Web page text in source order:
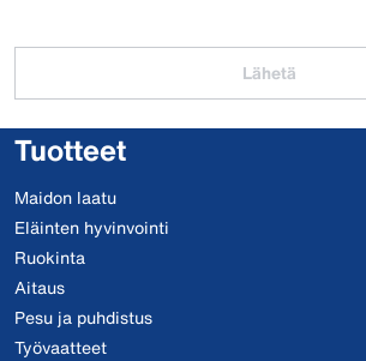
Lähetä
Tuotteet
Maidon laatu
Eläinten hyvinvointi
Ruokinta
Aitaus
Pesu ja puhdistus
Työvaatteet